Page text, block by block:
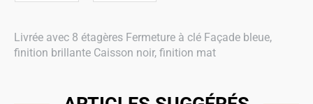
Livrée avec 8 étagères Fermeture à clé Façade bleue,
finition brillante Caisson noir, finition mat